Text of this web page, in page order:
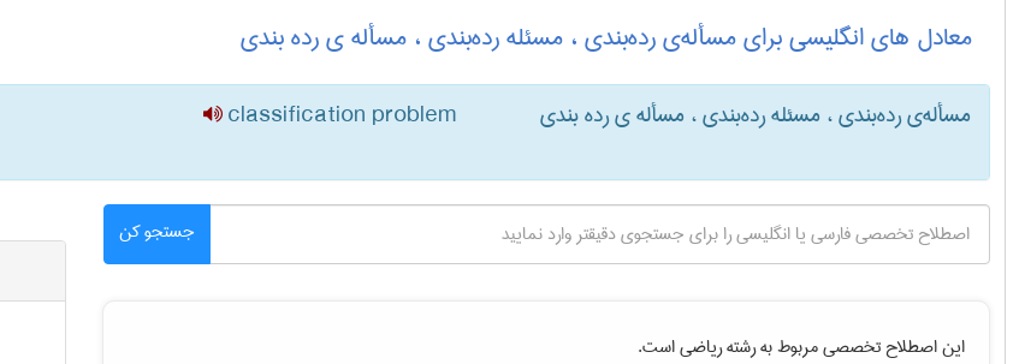
معادل های انگلیسی برای مسأله‌ی رده‌بندی ، مسئله رده‌بندی ، مسأله ی رده بندی
مسأله‌ی رده‌بندی ، مسئله رده‌بندی ، مسأله ی رده بندی classification problem
جستجو کن
این اصطلاح تخصصی مربوط به رشتهرياضیاست.